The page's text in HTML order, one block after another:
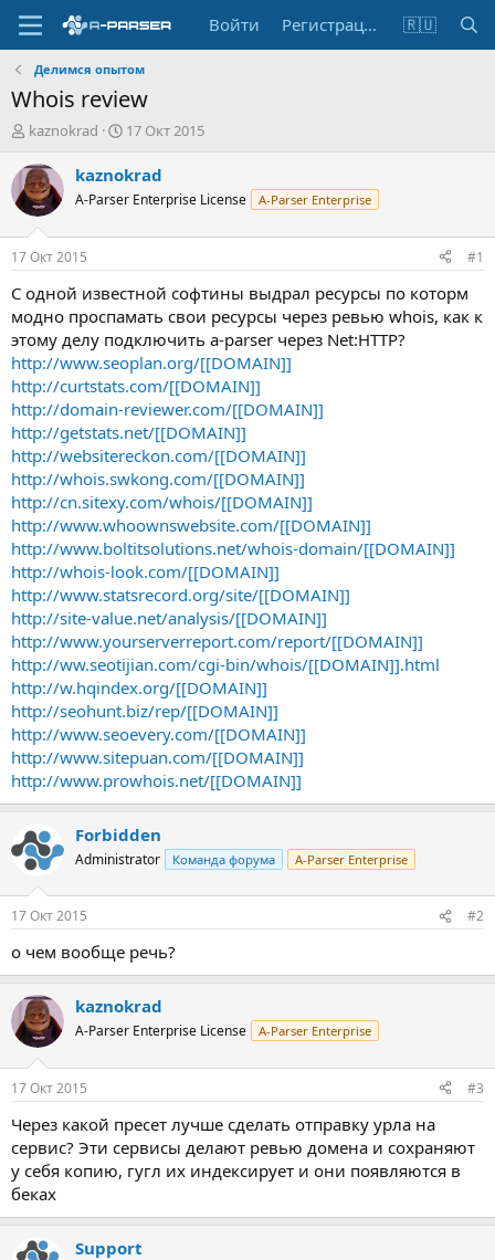
Войти Регистрация 🇷🇺
Делимся опытом
Whois review
А
т
о
р
т
е
м
ы
kaznokrad
Д
т
н
а
л
17 Окт 2015
kaznokrad
A-Parser Enterprise License A-Parser Enterprise
17 Окт 2015 #1
С одной известной софтины выдрал ресурсы по которм
модно проспамать свои ресурсы через ревью whois, как к
этому делу подключить a-parser через Net:HTTP?
http://www.seoplan.org/[[DOMAIN]]
http://curtstats.com/[[DOMAIN]]
http://domain-reviewer.com/[[DOMAIN]]
http://getstats.net/[[DOMAIN]]
http://websitereckon.com/[[DOMAIN]]
http://whois.swkong.com/[[DOMAIN]]
http://cn.sitexy.com/whois/[[DOMAIN]]
http://www.whoownswebsite.com/[[DOMAIN]]
http://www.boltitsolutions.net/whois-domain/[[DOMAIN]]
http://whois-look.com/[[DOMAIN]]
http://www.statsrecord.org/site/[[DOMAIN]]
http://site-value.net/analysis/[[DOMAIN]]
http://www.yourserverreport.com/report/[[DOMAIN]]
http://ww.seotijian.com/cgi-bin/whois/[[DOMAIN]].html
http://w.hqindex.org/[[DOMAIN]]
http://seohunt.biz/rep/[[DOMAIN]]
http://www.seoevery.com/[[DOMAIN]]
http://www.sitepuan.com/[[DOMAIN]]
http://www.prowhois.net/[[DOMAIN]]
Forbidden
Administrator Команда форума A-Parser Enterprise
17 Окт 2015 #2
о чем вообще речь?
kaznokrad
A-Parser Enterprise License A-Parser Enterprise
17 Окт 2015 #3
Через какой пресет лучше сделать отправку урла на
сервис? Эти сервисы делают ревью домена и сохраняют
у себя копию, гугл их индексирует и они появляются в
беках
Support